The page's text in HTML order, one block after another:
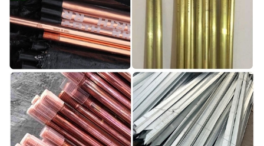
Tin tức